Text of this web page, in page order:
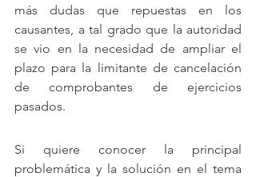
más dudas que repuestas en los
causantes, a tal grado que la autoridad
se vio en la necesidad de ampliar el
plazo para la limitante de cancelación
de comprobantes de ejercicios
pasados.
Si quiere conocer la principal
problemática y la solución en el tema